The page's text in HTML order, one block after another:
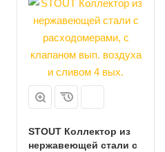
STOUT Коллектор из
нержавеющей стали с